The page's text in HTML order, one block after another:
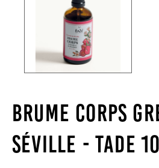
Brume Corps
Séville - TADE